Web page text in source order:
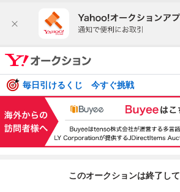
毎日引けるくじ 今すぐ挑戦
このオークションは終了し